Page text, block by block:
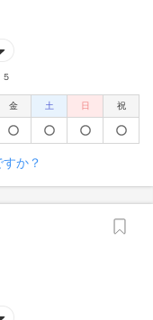
金 土 日 祝
か？